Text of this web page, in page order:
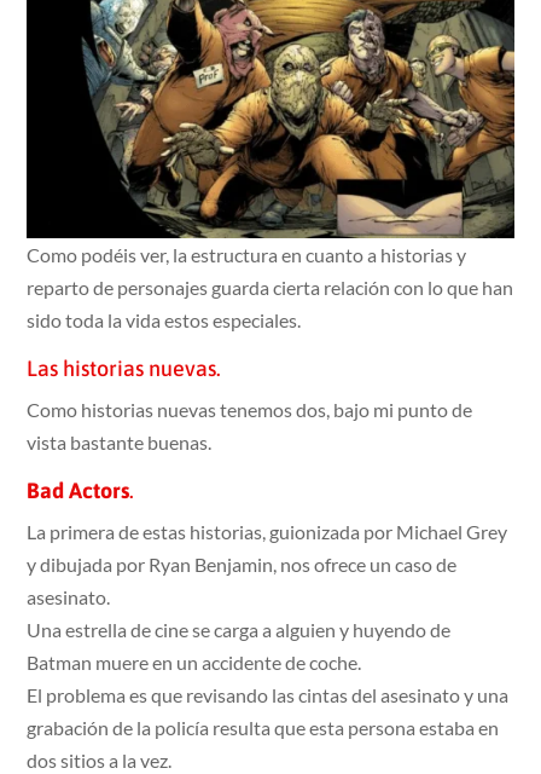
Como podéis ver, la estructura en cuanto a historias y
reparto de personajes guarda cierta relación con lo que han
sido toda la vida estos especiales.
Las historias nuevas.
Como historias nuevas tenemos dos, bajo mi punto de
vista bastante buenas.
Bad Actors.
La primera de estas historias, guionizada por Michael Grey
y dibujada por Ryan Benjamin, nos ofrece un caso de
asesinato.
Una estrella de cine se carga a alguien y huyendo de
Batman muere en un accidente de coche.
El problema es que revisando las cintas del asesinato y una
grabación de la policía resulta que esta persona estaba en
dos sitios a la vez.